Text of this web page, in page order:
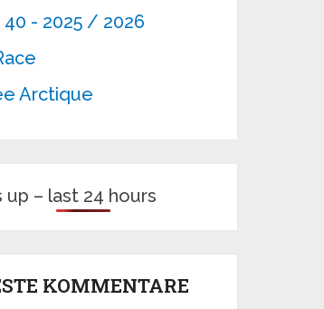
- 2025 / 2026
Arctique
up – last 24 hours
KOMMENTARE